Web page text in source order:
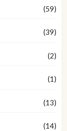
(59)
(39)
(2)
(1)
(13)
(14)